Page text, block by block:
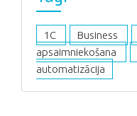
1C Business
apsaimniekošana
automatizācija